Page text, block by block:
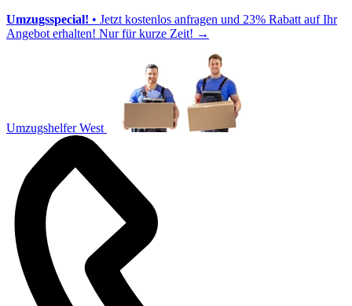
Umzugsspecial! • Jetzt kostenlos anfragen und 23% Rabatt auf Ihr
Angebot erhalten! Nur für kurze Zeit! →
Umzugshelfer West